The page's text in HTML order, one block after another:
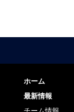
ホーム
最新情報